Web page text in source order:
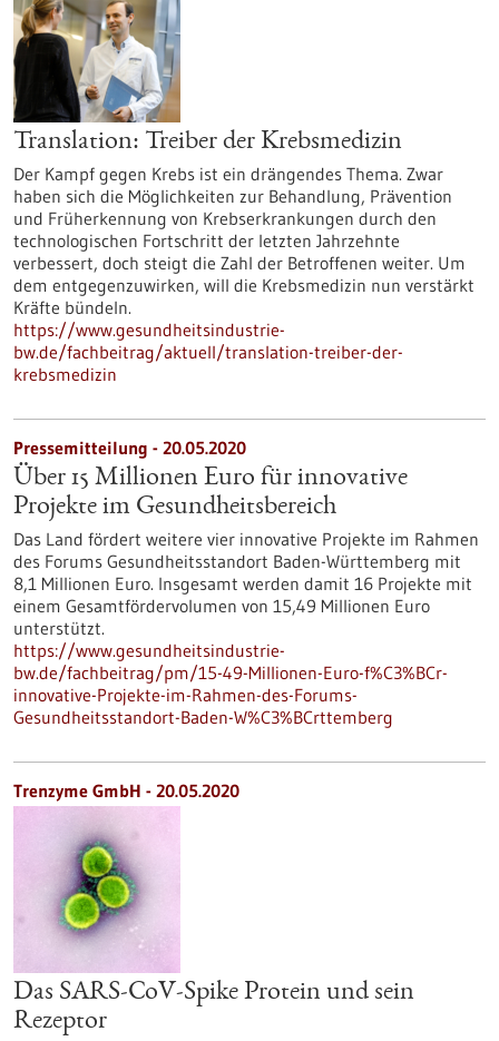
Translation: Treiber der Krebsmedizin
Der Kampf gegen Krebs ist ein drängendes Thema. Zwar
haben sich die Möglichkeiten zur Behandlung, Prävention
und Früherkennung von Krebserkrankungen durch den
technologischen Fortschritt der letzten Jahrzehnte
verbessert, doch steigt die Zahl der Betroffenen weiter. Um
dem entgegenzuwirken, will die Krebsmedizin nun verstärkt
Kräfte bündeln.
https://www.gesundheitsindustrie-
bw.de/fachbeitrag/aktuell/translation-treiber-der-
krebsmedizin
Pressemitteilung - 20.05.2020
Über 15 Millionen Euro für innovative
Projekte im Gesundheitsbereich
Das Land fördert weitere vier innovative Projekte im Rahmen
des Forums Gesundheitsstandort Baden-Württemberg mit
8,1 Millionen Euro. Insgesamt werden damit 16 Projekte mit
einem Gesamtfördervolumen von 15,49 Millionen Euro
unterstützt.
https://www.gesundheitsindustrie-
bw.de/fachbeitrag/pm/15-49-Millionen-Euro-f%C3%BCr-
innovative-Projekte-im-Rahmen-des-Forums-
Gesundheitsstandort-Baden-W%C3%BCrttemberg
Trenzyme GmbH - 20.05.2020
Das SARS-CoV-Spike Protein und sein
Rezeptor